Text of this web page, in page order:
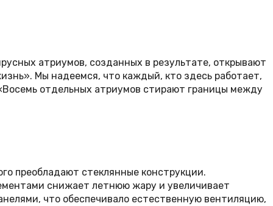
атриумов, созданных в результате, открывают
Мы надеемся, что каждый, кто здесь работает,
отдельных атриумов стирают границы между
преобладают стеклянные конструкции.
снижает летнюю жару и увеличивает
что обеспечивало естественную вентиляцию,